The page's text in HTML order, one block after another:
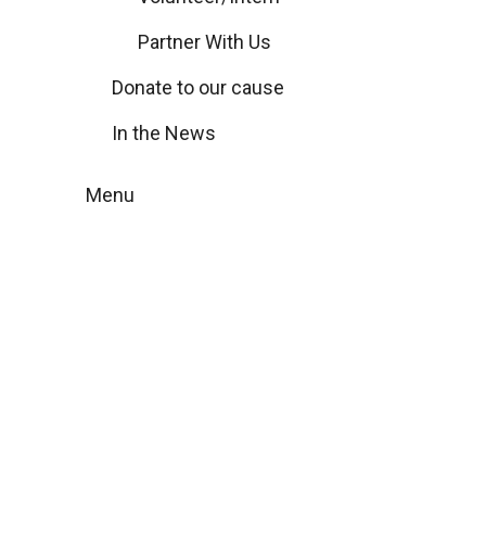
Partner With Us
Donate to our cause
In the News
Menu